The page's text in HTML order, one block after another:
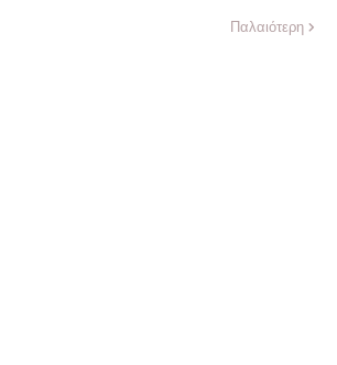
Παλαιότερη